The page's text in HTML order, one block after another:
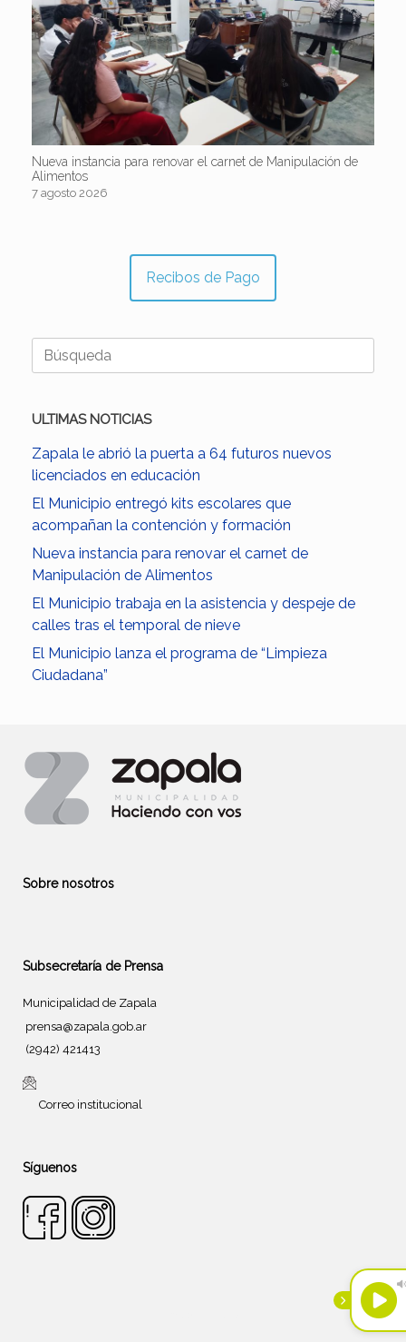
Nueva instancia para renovar el carnet de Manipulación de
Alimentos
7 agosto 2026
Recibos de Pago
Buscar:
ULTIMAS NOTICIAS
Zapala le abrió la puerta a 64 futuros nuevos
licenciados en educación
El Municipio entregó kits escolares que
acompañan la contención y formación
Nueva instancia para renovar el carnet de
Manipulación de Alimentos
El Municipio trabaja en la asistencia y despeje de
calles tras el temporal de nieve
El Municipio lanza el programa de “Limpieza
Ciudadana”
Sobre nosotros
Subsecretaría de Prensa
Municipalidad de Zapala
prensa@zapala.gob.ar
(2942) 421413
Correo institucional
Síguenos